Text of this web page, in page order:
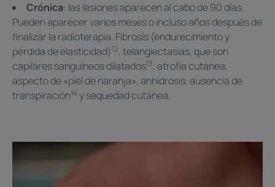
Crónica: las lesiones aparecen al cabo de 90 días.
Pueden aparecer varios meses o incluso años después de
finalizar la radioterapia. Fibrosis (endurecimiento y
pérdida de elasticidad)12, telangiectasias, que son
capilares sanguíneos dilatados13, atrofia cutánea,
aspecto de «piel de naranja», anhidrosis, ausencia de
transpiración14 y sequedad cutánea.